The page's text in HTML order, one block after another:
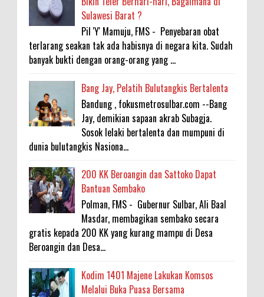
Sulawesi Barat ?
Pil 'Y' Mamuju, FMS - Penyebaran obat
terlarang seakan tak ada habisnya di negara kita. Sudah
banyak bukti dengan orang-orang yang ...
Bang Jay, Pelatih Bulutangkis Bertalenta
Bandung , fokusmetrosulbar.com --Bang
Jay, demikian sapaan akrab Subagja.
Sosok lelaki bertalenta dan mumpuni di
dunia bulutangkis Nasiona...
200 KK Beroangin dan Sattoko Dapat
Bantuan Sembako
Polman, FMS - Gubernur Sulbar, Ali Baal
Masdar, membagikan sembako secara
gratis kepada 200 KK yang kurang mampu di Desa
Beroangin dan Desa...
Kodim 1401 Majene Lakukan Komsos
Melalui Buka Puasa Bersama